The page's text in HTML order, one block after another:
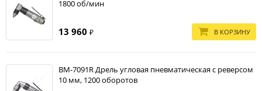
1800 об/мин
13 960 ₽ В КОРЗИНУ
BM-7091R Дрель угловая пневматическая с реверсом
10 мм, 1200 оборотов